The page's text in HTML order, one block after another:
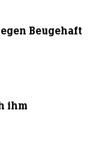
Beugehaft
ihm